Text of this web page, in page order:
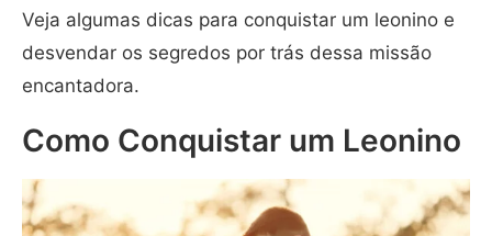
Veja algumas dicas para conquistar um leonino e
desvendar os segredos por trás dessa missão
encantadora.
Como Conquistar um Leonino